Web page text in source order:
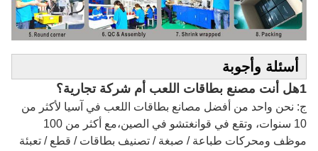
أسئلة وأجوبة
1هل أنت مصنع بطاقات اللعب أم شركة تجارية؟
ج: نحن واحد من أفضل مصانع بطاقات اللعب في آسيا لأكثر من
10 سنوات، وتقع في قوانغتشو في الصين،مع أكثر من 100
موظف ومحركات طباعة / صبغة / تصنيف بطاقات / قطع / تعبئة